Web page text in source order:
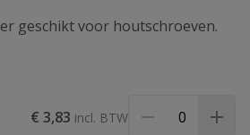
geschikt voor houtschroeven.
€ 3,83